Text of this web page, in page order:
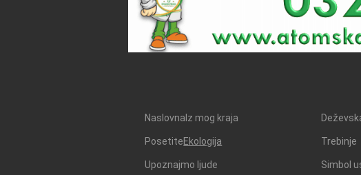
Naslovna Iz mog kraja
PosetiteEkologija
Upoznajmo ljude
Trebinje
Simbol